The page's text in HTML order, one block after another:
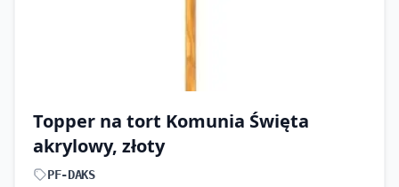
Topper na tort Komunia Święta
akrylowy, złoty
PF-DAKS